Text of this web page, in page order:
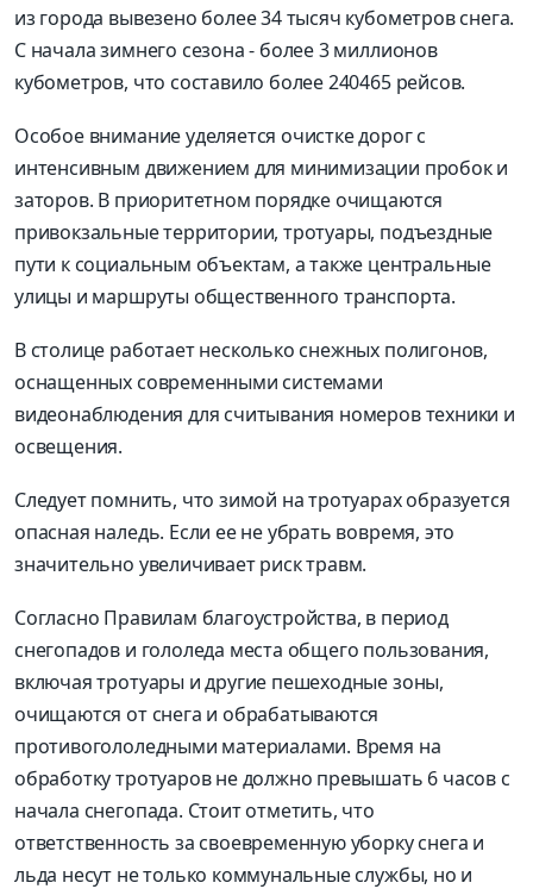
из города вывезено более 34 тысяч кубометров снега.
С начала зимнего сезона - более 3 миллионов
кубометров, что составило более 240465 рейсов.
Особое внимание уделяется очистке дорог с
интенсивным движением для минимизации пробок и
заторов. В приоритетном порядке очищаются
привокзальные территории, тротуары, подъездные
пути к социальным объектам, а также центральные
улицы и маршруты общественного транспорта.
В столице работает несколько снежных полигонов,
оснащенных современными системами
видеонаблюдения для считывания номеров техники и
освещения.
Следует помнить, что зимой на тротуарах образуется
опасная наледь. Если ее не убрать вовремя, это
значительно увеличивает риск травм.
Согласно Правилам благоустройства, в период
снегопадов и гололеда места общего пользования,
включая тротуары и другие пешеходные зоны,
очищаются от снега и обрабатываются
противогололедными материалами. Время на
обработку тротуаров не должно превышать 6 часов с
начала снегопада. Стоит отметить, что
ответственность за своевременную уборку снега и
льда несут не только коммунальные службы, но и